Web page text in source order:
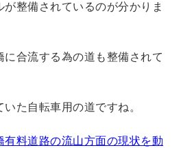
整備されているのが分かりま
に合流する為の道も整備されて
た自転車用の道ですね。
有料道路の流山方面の現状を動